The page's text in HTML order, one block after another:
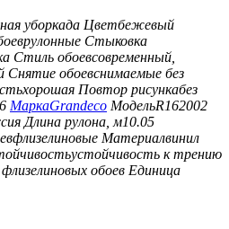
уборкада Цветбежевый
рулонные Стыковка
Стиль обоевсовременный,
Снятие обоевснимаемые без
хорошая Повтор рисункабез
МаркаGrandeco МодельR162002
Длина рулона, м10.05
флизелиновые Материалвинил
устойчивость к трению
флизелиновых обоев Единица